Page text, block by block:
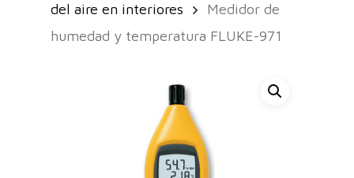
del aire en interiores
Medidor de
humedad y temperatura FLUKE-971